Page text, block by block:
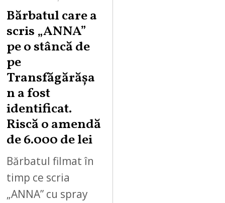
Bărbatul care a
scris „ANNA”
pe o stâncă de
pe
Transfăgărășa
n a fost
identificat.
Riscă o amendă
de 6.000 de lei
Bărbatul filmat în
timp ce scria
„ANNA” cu spray